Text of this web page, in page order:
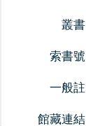
叢書
索書號
一般註
館藏連結